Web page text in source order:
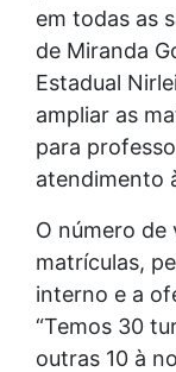
em todas as
de Miranda
Estadual
ampliar as
para
atendimento
O número de
matrículas,
interno e a
“Temos 30
outras 10 à